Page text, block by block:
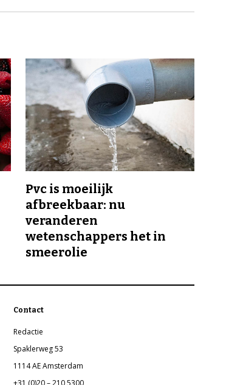
Pvc is moeilijk
afbreekbaar: nu
veranderen
wetenschappers het in
smeerolie
Contact
Redactie
Spaklerweg 53
1114 AE Amsterdam